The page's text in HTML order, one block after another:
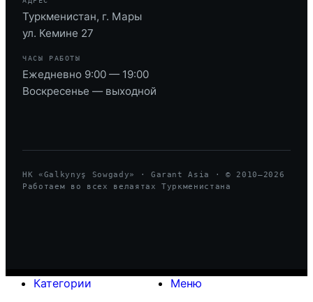
Туркменистан, г. Мары
ул. Кемине 27
ЧАСЫ РАБОТЫ
Ежедневно 9:00 — 19:00
Воскресенье — выходной
HK «Galkynyş Sowgady» · Garant Asia · © 2010—2026
Работаем во всех велаятах Туркменистана
Меню
Категории